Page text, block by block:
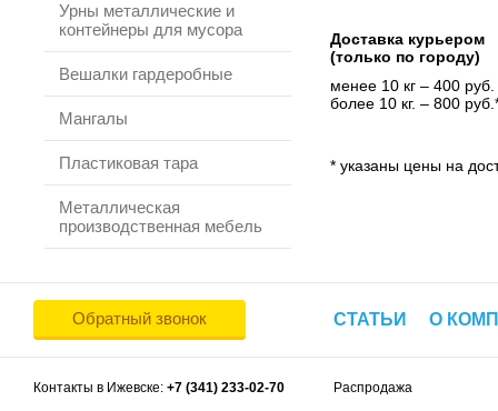
Урны металлические и
контейнеры для мусора
Вешалки гардеробные
Мангалы
Пластиковая тара
Металлическая
производственная мебель
Доставка курьером
(только по городу)
менее 10 кг – 400 руб.
более 10 кг. – 800
* указаны цены на
Обратный звонок СТАТЬИ О
Контакты в Ижевске: +7 (341) 233-02-70 Распродажа